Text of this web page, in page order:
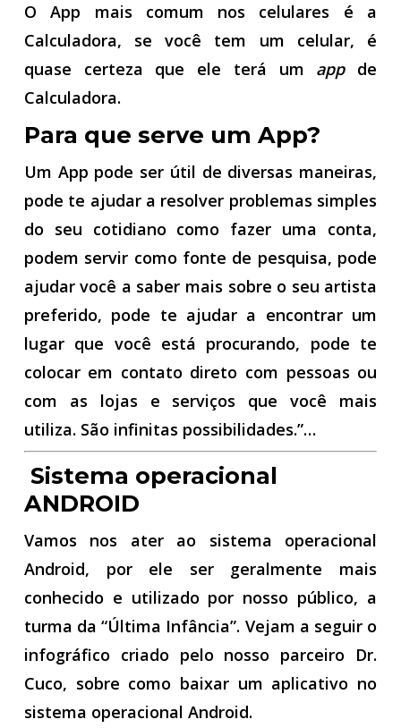
O App mais comum nos celulares é a
Calculadora, se você tem um celular, é
quase certeza que ele terá um appde
Calculadora.
Para que serve um App?
Um App pode ser útil de diversas maneiras,
pode te ajudar a resolver problemas simples
do seu cotidiano como fazer uma conta,
podem servir como fonte de pesquisa, pode
ajudar você a saber mais sobre o seu artista
preferido, pode te ajudar a encontrar um
lugar que você está procurando, pode te
colocar em contato direto com pessoas ou
com as lojas e serviços que você mais
utiliza. São infinitas possibilidades.”…
Sistema operacional
ANDROID
Vamos nos ater ao sistema operacional
Android, por ele ser geralmente mais
conhecido e utilizado por nosso público, a
turma da “Última Infância”. Vejam a seguir o
infográfico criado pelo nosso parceiro Dr.
Cuco, sobre como baixar um aplicativo no
sistema operacional Android.